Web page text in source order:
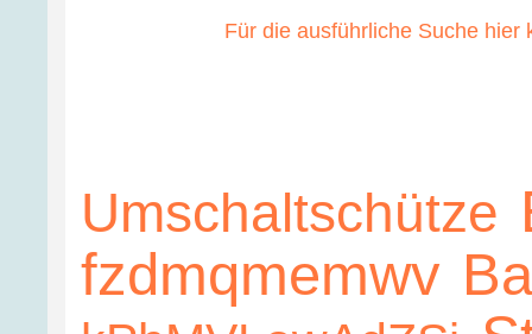
Für die ausführliche Suche hier
Umschaltschütze
fzdmqmemwv